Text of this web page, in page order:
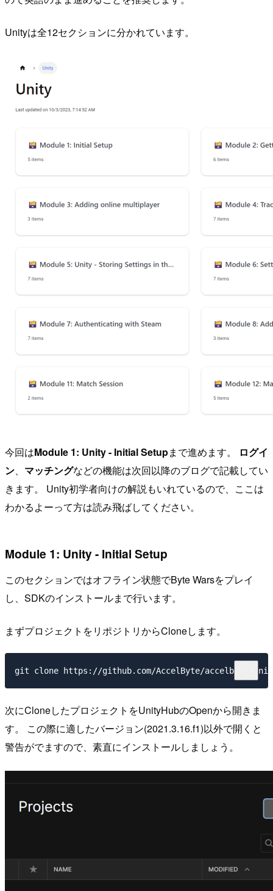
Unityは全12セクションに分かれています。
今回はModule 1: Unity - Initial Setupまで進めます。
ログイ
ン、 マッチングなどの機能は次回以降のブログで記載してい
きます。 Unity初学者向けの解説もいれているので、ここは
わかるよーって方は読み飛ばしてください。
Module 1: Unity - Initial Setup
このセクションではオフライン状態でByte Warsをプレイ
し、SDKのインストールまで行います。
まずプロジェクトをリポジトリからCloneします。
次にCloneしたプロジェクトをUnityHubのOpenから開きま
す。 この際に適したバージョン(2021.3.16.f1)以外で開くと
警告がでますので、素直にインストールしましょう。